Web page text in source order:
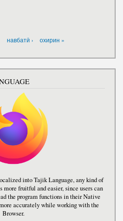
навбатӣ › охирин »
into Tajik Language, any kind of
fruitful and easier, since users can
the program functions in their Native
accurately while working with the
Browser.